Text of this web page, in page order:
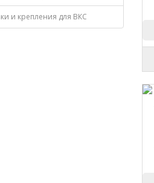
и крепления для ВКС